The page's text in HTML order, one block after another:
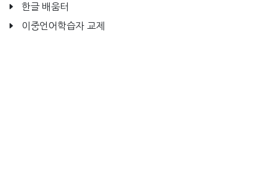
한글 배움터
이중언어학습자 교제